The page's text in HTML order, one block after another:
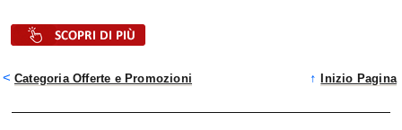
< Categoria Offerte e Promozioni ↑ Inizio Pagina